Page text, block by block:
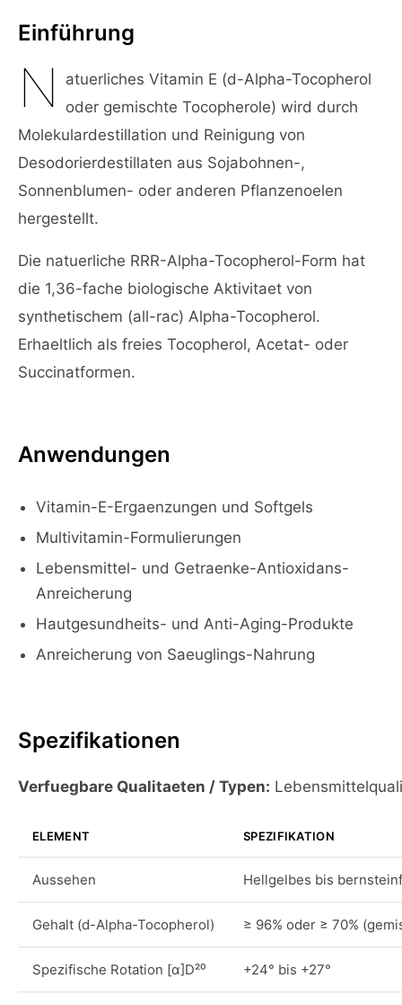
Einführung
N
atuerliches Vitamin E (d-Alpha-Tocopherol
oder gemischte Tocopherole) wird durch
Molekulardestillation und Reinigung von
Desodorierdestillaten aus Sojabohnen-,
Sonnenblumen- oder anderen Pflanzenoelen
hergestellt.
Die natuerliche RRR-Alpha-Tocopherol-Form hat
die 1,36-fache biologische Aktivitaet von
synthetischem (all-rac) Alpha-Tocopherol.
Erhaeltlich als freies Tocopherol, Acetat- oder
Succinatformen.
Anwendungen
Vitamin-E-Ergaenzungen und Softgels
Multivitamin-Formulierungen
Lebensmittel- und Getraenke-Antioxidans-
Anreicherung
Hautgesundheits- und Anti-Aging-Produkte
Anreicherung von Saeuglings-Nahrung
Spezifikationen
Verfuegbare Qualitaeten / Typen:
ELEMENT SPEZIFIKATION
Aussehen Hellgelbes bis
Gehalt (d-Alpha-Tocopherol) ≥ 96% oder ≥ 70%
Spezifische Rotation [α]D²⁰ +24° bis +27°